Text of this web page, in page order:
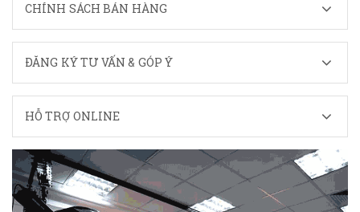
CHÍNH SÁCH BÁN HÀNG
ĐĂNG KÝ TƯ VẤN & GÓP Ý
HỖ TRỢ ONLINE